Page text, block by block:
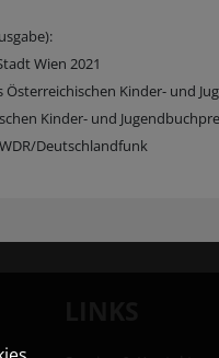
Wien 2021
Kinder- und
Kinder- und
Deutschlandfunk